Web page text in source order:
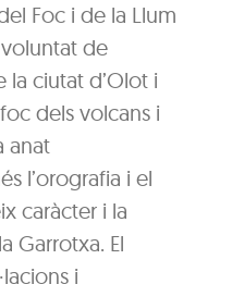
Foc i de la Llum
voluntat de
la ciutat d’Olot i
dels volcans i
anat
l’orografia i el
caràcter i la
Garrotxa. El
i